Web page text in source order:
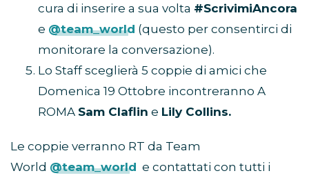
cura di inserire a sua volta #ScrivimiAncora
e @team_world (questo per consentirci di
monitorare la conversazione).
Lo Staff sceglierà 5 coppie di amici che
Domenica 19 Ottobre incontreranno A
ROMA Sam Claflin e Lily Collins.
Le coppie verranno RT da Team
World @team_world e contattati con tutti i